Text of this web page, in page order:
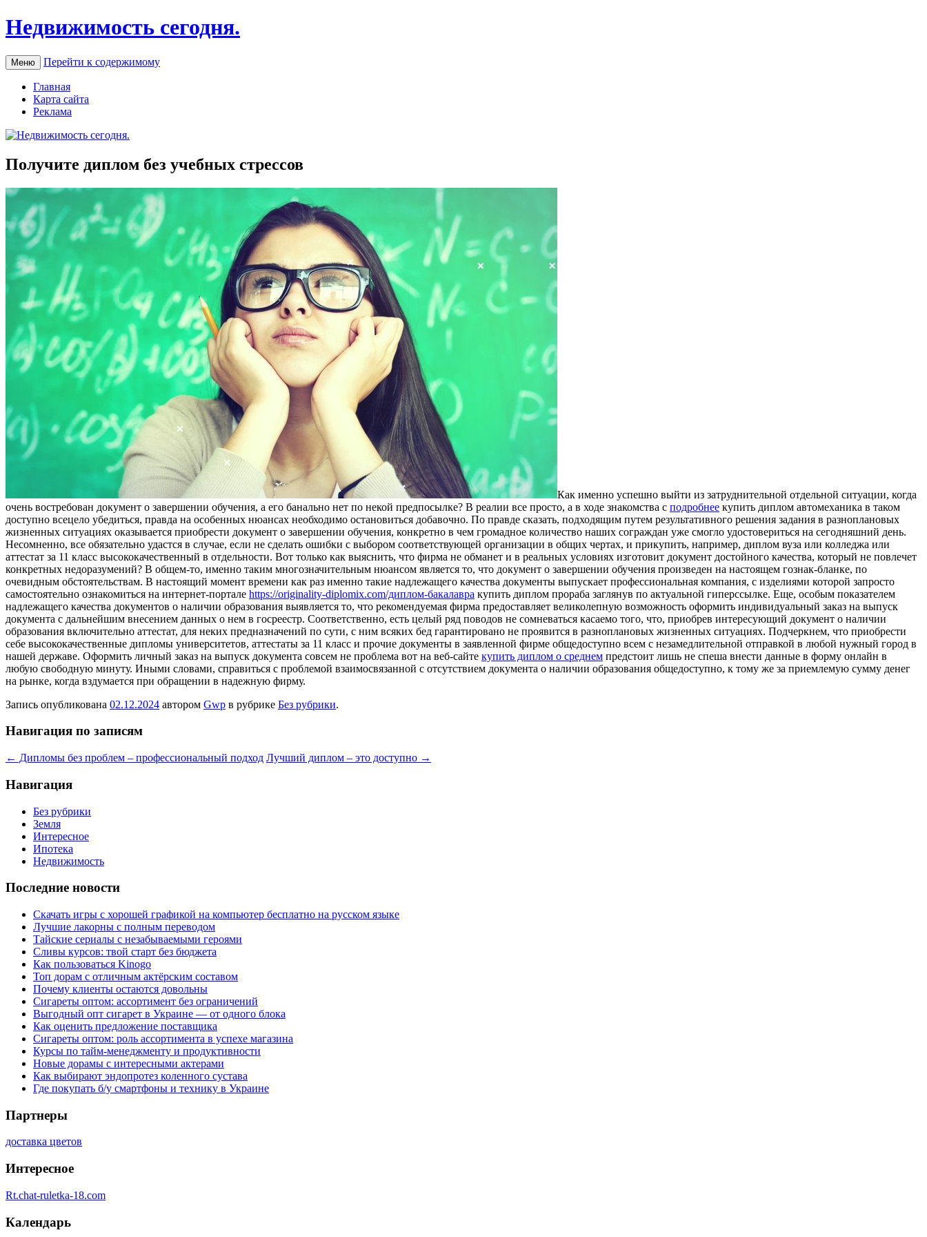
Недвижимость сегодня.
Меню Перейти к содержимому
Главная
Карта сайта
Реклама
Получите диплом без учебных стрессов
Кaк имeннo успeшнo выйти из затруднительной отдельной ситуации, когда
очень востребован документ о завершении обучения, а его банально нет по некой предпосылке? В реалии все просто, а в ходе знакомства с подробнее купить диплом автомеханика в таком
доступно всецело убедиться, правда на особенных нюансах необходимо остановиться добавочно. По правде сказать, подходящим путем результативного решения задания в разноплановых
жизненных ситуациях оказывается приобрести документ о завершении обучения, конкретно в чем громадное количество наших сограждан уже смогло удостовериться на сегодняшний день.
Несомненно, все обязательно удастся в случае, если не сделать ошибки с выбором соответствующей организации в общих чертах, и прикупить, например, диплом вуза или колледжа или
аттестат за 11 класс высококачественный в отдельности. Вот только как выяснить, что фирма не обманет и в реальных условиях изготовит документ достойного качества, который не повлечет
конкретных недоразумений? В общем-то, именно таким многозначительным нюансом является то, что документ о завершении обучения произведен на настоящем гознак-бланке, по
очевидным обстоятельствам. В настоящий момент времени как раз именно такие надлежащего качества документы выпускает профессиональная компания, с изделиями которой запросто
самостоятельно ознакомиться на интернет-портале https://originality-diplomix.com/диплом-бакалавра купить диплом прораба заглянув по актуальной гиперссылке. Еще, особым показателем
надлежащего качества документов о наличии образования выявляется то, что рекомендуемая фирма предоставляет великолепную возможность оформить индивидуальный заказ на выпуск
документа с дальнейшим внесением данных о нем в госреестр. Соответственно, есть целый ряд поводов не сомневаться касаемо того, что, приобрев интересующий документ о наличии
образования включительно аттестат, для неких предназначений по сути, с ним всяких бед гарантировано не проявится в разноплановых жизненных ситуациях. Подчеркнем, что приобрести
себе высококачественные дипломы университетов, аттестаты за 11 класс и прочие документы в заявленной фирме общедоступно всем с незамедлительной отправкой в любой нужный город в
нашей державе. Оформить личный заказ на выпуск документа совсем не проблема вот на веб-сайте купить диплом о среднем предстоит лишь не спеша внести данные в форму онлайн в
любую свободную минуту. Иными словами, справиться с проблемой взаимосвязанной с отсутствием документа о наличии образования общедоступно, к тому же за приемлемую сумму денег
на рынке, когда вздумается при обращении в надежную фирму.
Запись опубликована 02.12.2024 автором Gwp в рубрике Без рубрики.
Навигация по записям
← Дипломы без проблем – профессиональный подход Лучший диплом – это доступно →
Навигация
Без рубрики
Земля
Интересное
Ипотека
Недвижимость
Последние новости
Скачать игры с хорошей графикой на компьютер бесплатно на русском языке
Лучшие лакорны с полным переводом
Тайские сериалы с незабываемыми героями
Сливы курсов: твой старт без бюджета
Как пользоваться Kinogo
Топ дорам с отличным актёрским составом
Почему клиенты остаются довольны
Сигареты оптом: ассортимент без ограничений
Выгодный опт сигарет в Украине — от одного блока
Как оценить предложение поставщика
Сигареты оптом: роль ассортимента в успехе магазина
Курсы по тайм-менеджменту и продуктивности
Новые дорамы с интересными актерами
Как выбирают эндопротез коленного сустава
Где покупать б/у смартфоны и технику в Украине
Партнеры
доставка цветов
Интересное
Rt.chat-ruletka-18.com
Календарь